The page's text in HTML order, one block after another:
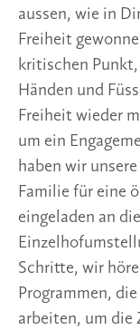
aussen, wie in
Freiheit
kritischen
Händen und
Freiheit wieder
um ein
haben wir
Familie für eine
eingeladen an
Schritte, wir
Programmen,
arbeiten, um die